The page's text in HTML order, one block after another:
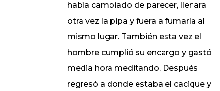
había cambiado de parecer, llenara
otra vez la pipa y fuera a fumarla al
mismo lugar. También esta vez el
hombre cumplió su encargo y gastó
media hora meditando. Después
regresó a donde estaba el cacique y